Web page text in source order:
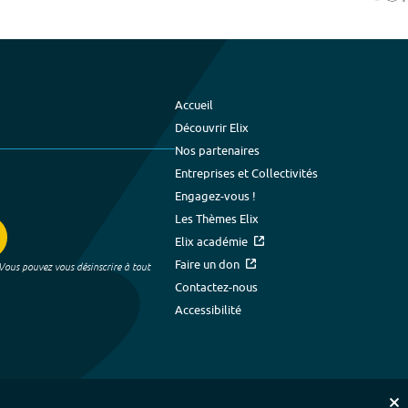
pouvez vous désinscrire à tout
Accueil
Découvrir Elix
Nos partenaires
Entreprises et Collectivités
Engagez-vous !
Les Thèmes Elix
Elix académie
Faire un don
Contactez-nous
Accessibilité